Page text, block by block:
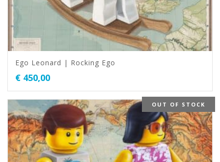
Ego Leonard | Rocking Ego
€ 450,00
OUT OF STOCK